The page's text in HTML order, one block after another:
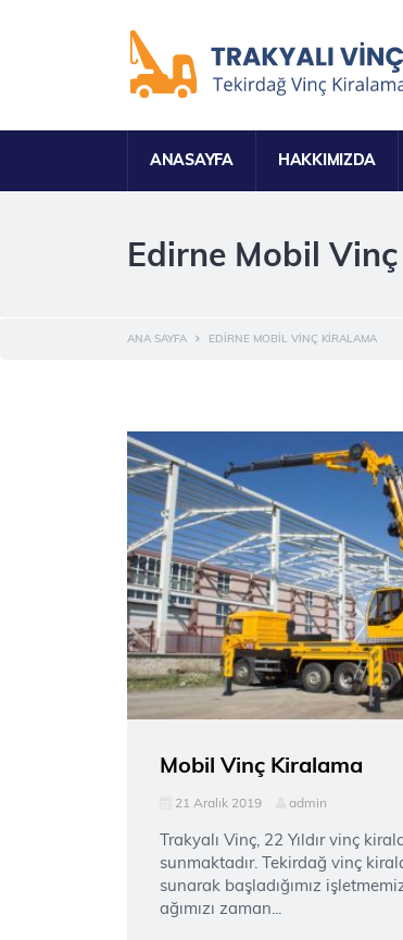
ANASAYFA HAKKIMIZDA
Edirne Mobil
ANA SAYFA EDIRNE MOBIL VINÇ KIRALAMA
Mobil Vinç Kiralama
21 Aralık 2019 admin
Trakyalı Vinç, 22 Yıldır vinç
sunmaktadır. Tekirdağ vinç
sunarak başladığımız
ağımızı zaman...